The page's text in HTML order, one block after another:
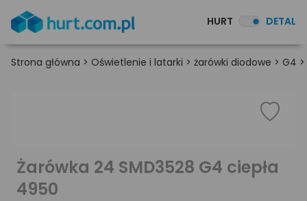
HURT DETAL
Strona główna > Oświetlenie i latarki > żarówki diodowe > G4 >
Żarówka 24 SMD3528 G4 ciepła
4950